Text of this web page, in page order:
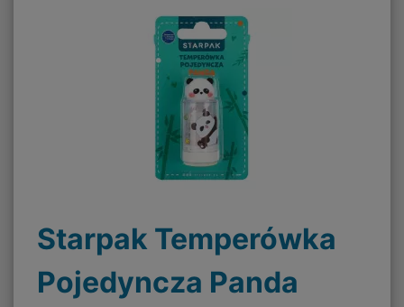
Starpak Temperówka
Pojedyncza Panda